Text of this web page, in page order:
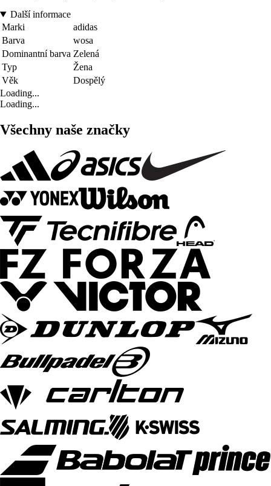
Další informace
Marki
adidas
Barva
wosa
Dominantní barva Zelená
Typ
Žena
Věk
Dospělý
Loading...
Loading...
Všechny naše značky